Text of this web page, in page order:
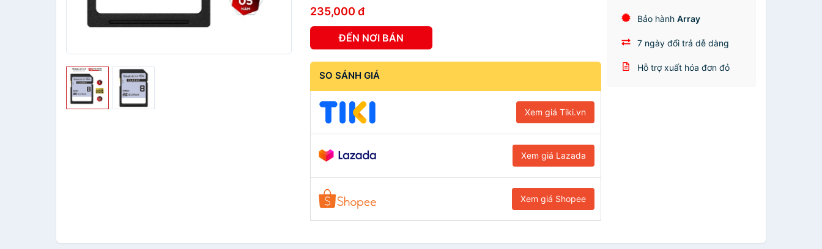
235,000 đ
ĐẾN NƠI BÁN
SO SÁNH GIÁ
Xem giá Tiki.vn
Xem giá Lazada
Xem giá Shopee
Bảo hànhArray
7 ngày đổi trả dễ dàng
Hỗ trợ xuất hóa đơn đỏ